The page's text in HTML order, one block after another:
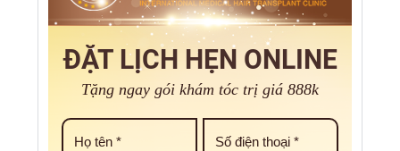
ĐẶT LỊCH HẸN ONLINE
Tặng ngay gói khám tóc trị giá 888k